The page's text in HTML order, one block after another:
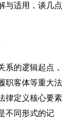
与适用，谈几点
系的逻辑起点，
职客体等重大法
律定义核心要素
不同形式的记